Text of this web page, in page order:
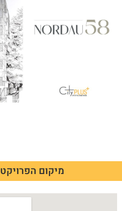
מיקום הפרויקט